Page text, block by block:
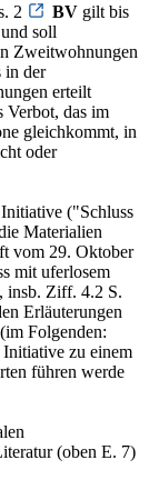
2
BV gilt bis
soll
Zweitwohnungen
in der
erteilt
Verbot, das im
gleichkommt, in
oder
("Schluss
Materialien
vom 29. Oktober
mit uferlosem
Ziff. 4.2 S.
Erläuterungen
Folgenden:
Initiative zu einem
führen werde
(oben E. 7)